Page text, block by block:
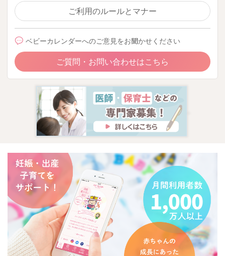
ご利用のルールとマナー
ベビーカレンダーへのご意見をお聞かせください
ご質問・お問い合わせはこちら